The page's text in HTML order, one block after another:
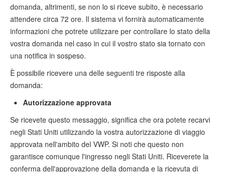
domanda, altrimenti, se non lo si riceve subito, è necessario
attendere circa 72 ore. Il sistema vi fornirà automaticamente
informazioni che potrete utilizzare per controllare lo stato della
vostra domanda nel caso in cui il vostro stato sia tornato con
una notifica in sospeso.
È possibile ricevere una delle seguenti tre risposte alla
domanda:
Autorizzazione approvata
Se ricevete questo messaggio, significa che ora potete recarvi
negli Stati Uniti utilizzando la vostra autorizzazione di viaggio
approvata nell'ambito del VWP. Si noti che questo non
garantisce comunque l'ingresso negli Stati Uniti. Riceverete la
conferma dell'approvazione della domanda e la ricevuta di